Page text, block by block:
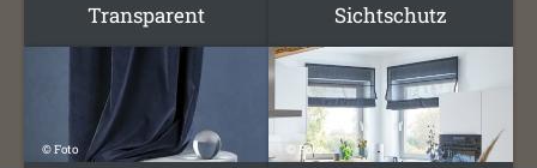
Transparent Sichtschutz
© Foto © Foto